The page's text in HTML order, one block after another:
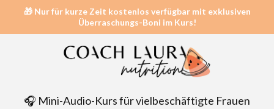
🎁 Nur für kurze Zeit kostenlos verfügbar mit exklusiven
Überraschungs-Boni im Kurs!
🎧 Mini-Audio-Kurs für vielbeschäftigte Frauen